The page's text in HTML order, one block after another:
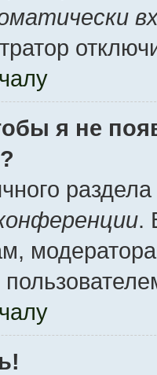
я не
.